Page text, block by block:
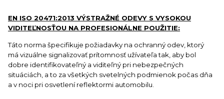
EN ISO 20471:2013 VÝSTRAŽNÉ ODEVY S VYSOKOU
VIDITEĽNOSŤOU NA PROFESIONÁLNE POUŽITIE:
Táto norma špecifikuje požiadavky na ochranný odev, ktorý
má vizuálne signalizovať prítomnosť užívateľa tak, aby bol
dobre identifikovateľný a viditeľný pri nebezpečných
situáciách, a to za všetkých svetelných podmienok počas dňa
a v noci pri osvetlení reflektormi automobilu.